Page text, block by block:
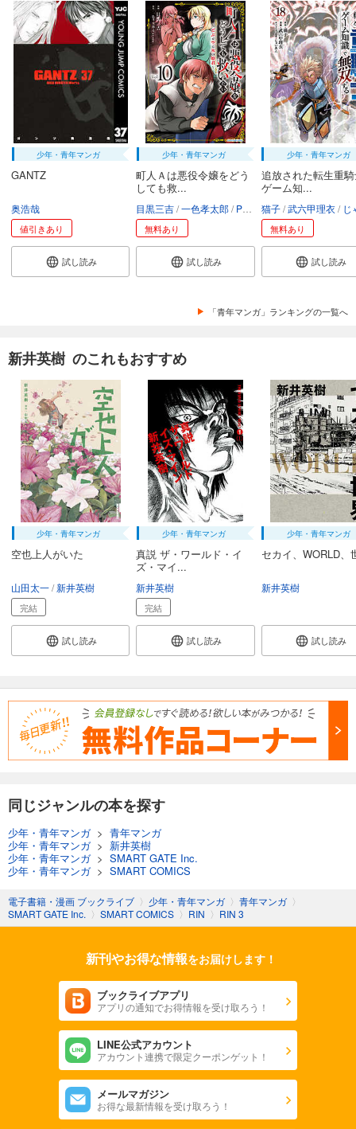
少年・青年マンガ
GANTZ
奥浩哉
値引きあり
試し読み
少年・青年マンガ
町人Ａは悪役令嬢をどう
しても救...
目黒三吉 一色孝太郎 Parum
無料あり
試し読み
少年・青年マンガ
追放された転生重
ゲーム知...
猫子 武六甲理衣 じゃ
無料あり
試し読み
「青年マンガ」ランキングの一覧へ
新井英樹 のこれもおすすめ
少年・青年マンガ
空也上人がいた
山田太一 新井英樹
完結
試し読み
少年・青年マンガ
真説 ザ・ワールド・イ
ズ・マイ...
新井英樹
完結
試し読み
少年・青年マンガ
セカイ、WORLD、
新井英樹
試し読み
同じジャンルの本を探す
少年・青年マンガ> 青年マンガ
少年・青年マンガ> 新井英樹
少年・青年マンガ> SMART GATE Inc.
少年・青年マンガ> SMART COMICS
電子書籍・漫画 ブックライブ 〉 少年・青年マンガ 〉 青年マンガ 〉
SMART GATE Inc. 〉 SMART COMICS 〉 RIN 〉 RIN 3
新刊やお得な情報をお届けします！
ブックライブアプリ
アプリの通知でお得情報を受け取ろう！
LINE公式アカウント
アカウント連携で限定クーポンゲット！
メールマガジン
お得な最新情報を受け取ろう！